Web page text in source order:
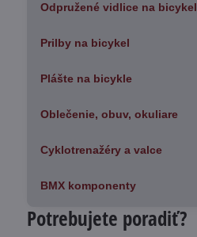
Odpružené vidlice na bicykel
Prilby na bicykel
Plášte na bicykle
Oblečenie, obuv, okuliare
Cyklotrenažéry a valce
BMX komponenty
Potrebujete poradiť?